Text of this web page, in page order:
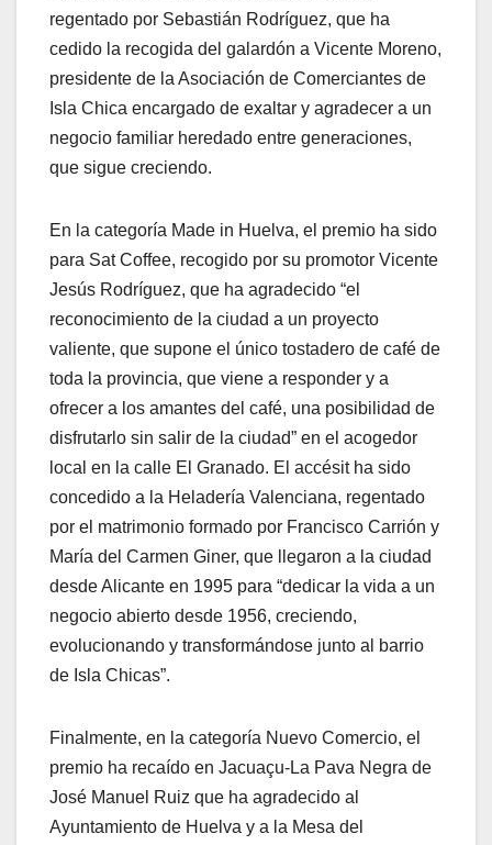
regentado por Sebastián Rodríguez, que ha
cedido la recogida del galardón a Vicente Moreno,
presidente de la Asociación de Comerciantes de
Isla Chica encargado de exaltar y agradecer a un
negocio familiar heredado entre generaciones,
que sigue creciendo.
En la categoría Made in Huelva, el premio ha sido
para Sat Coffee, recogido por su promotor Vicente
Jesús Rodríguez, que ha agradecido “el
reconocimiento de la ciudad a un proyecto
valiente, que supone el único tostadero de café de
toda la provincia, que viene a responder y a
ofrecer a los amantes del café, una posibilidad de
disfrutarlo sin salir de la ciudad” en el acogedor
local en la calle El Granado. El accésit ha sido
concedido a la Heladería Valenciana, regentado
por el matrimonio formado por Francisco Carrión y
María del Carmen Giner, que llegaron a la ciudad
desde Alicante en 1995 para “dedicar la vida a un
negocio abierto desde 1956, creciendo,
evolucionando y transformándose junto al barrio
de Isla Chicas”.
Finalmente, en la categoría Nuevo Comercio, el
premio ha recaído en Jacuaçu-La Pava Negra de
José Manuel Ruiz que ha agradecido al
Ayuntamiento de Huelva y a la Mesa del